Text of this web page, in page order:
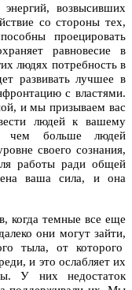
возвысивших
со стороны тех,
проецировать
равновесие в
людях потребность в
развивать лучшее в
с властями.
и мы призываем вас
людей к вашему
чем больше людей
своего сознания,
работы ради общей
ваша сила, и она
когда темные все еще
они могут зайти,
тыла, от которого
и это ослабляет их
У них недостаток